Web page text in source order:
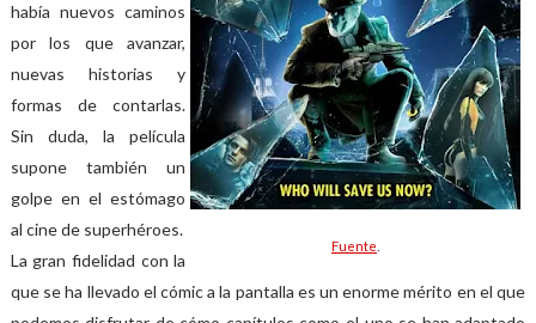
Fuente
había nuevos caminos
por los que avanzar,
nuevas historias y
formas de contarlas.
Sin duda, la película
supone también un
golpe en el estómago
al cine de superhéroes.
La gran fidelidad con la
que se ha llevado el cómic a la pantalla es un enorme mérito en el que